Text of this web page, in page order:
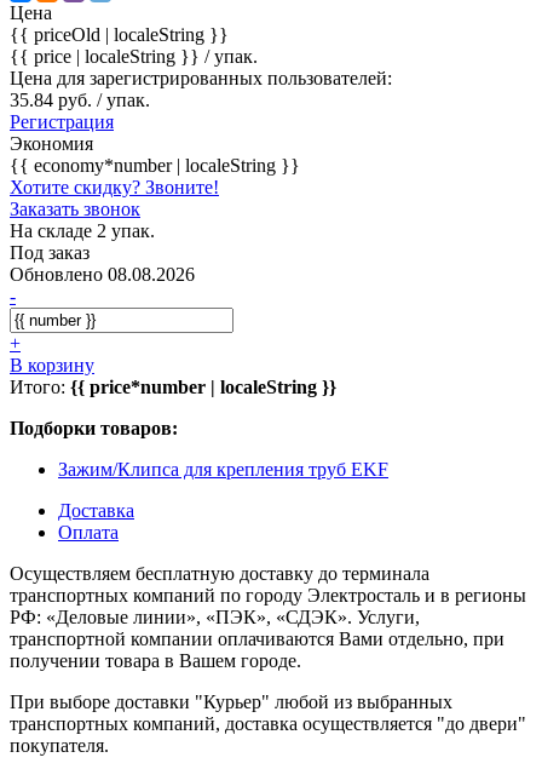
Цена
{{ priceOld | localeString }}
{{ price | localeString }} / упак.
Цена для зарегистрированных пользователей:
35.84 руб. / упак.
Регистрация
Экономия
{{ economy*number | localeString }}
Хотите скидку? Звоните!
Заказать звонок
На складе 2 упак.
Под заказ
Обновлено 08.08.2026
-
+
В корзину
Итого: {{ price*number | localeString }}
Подборки товаров:
Зажим/Клипса для крепления труб EKF
Доставка
Оплата
Осуществляем бесплатную доставку до терминала
транспортных компаний по городу Электросталь и в регионы
РФ: «Деловые линии», «ПЭК», «СДЭК». Услуги,
транспортной компании оплачиваются Вами отдельно, при
получении товара в Вашем городе.
При выборе доставки "Курьер" любой из выбранных
транспортных компаний, доставка осуществляется "до двери"
покупателя.